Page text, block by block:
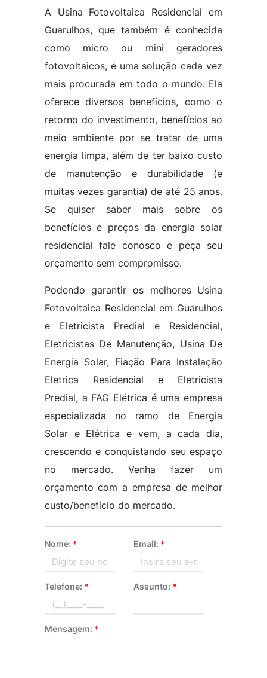
A Usina Fotovoltaica Residencial em
Guarulhos, que também é conhecida
como micro ou mini geradores
fotovoltaicos, é uma solução cada vez
mais procurada em todo o mundo. Ela
oferece diversos benefícios, como o
retorno do investimento, benefícios ao
meio ambiente por se tratar de uma
energia limpa, além de ter baixo custo
de manutenção e durabilidade (e
muitas vezes garantia) de até 25 anos.
Se quiser saber mais sobre os
benefícios e preços da energia solar
residencial fale conosco e peça seu
orçamento sem compromisso.
Podendo garantir os melhores Usina
Fotovoltaica Residencial em Guarulhos
e Eletricista Predial e Residencial,
Eletricistas De Manutenção, Usina De
Energia Solar, Fiação Para Instalação
Eletrica Residencial e Eletricista
Predial, a FAG Elétrica é uma empresa
especializada no ramo de Energia
Solar e Elétrica e vem, a cada dia,
crescendo e conquistando seu espaço
no mercado. Venha fazer um
orçamento com a empresa de melhor
custo/benefício do mercado.
Nome: * Email: *
Telefone: * Assunto: *
Mensagem: *